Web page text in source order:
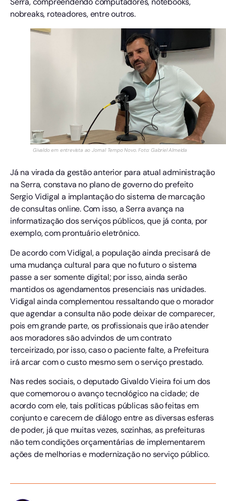
nobreaks, roteadores, entre outros.
Givaldo em entrevista ao Jornal Tempo Novo. Foto: Gabriel Almeida
Já na virada da gestão anterior para atual administração
na Serra, constava no plano de governo do prefeito
Sergio Vidigal a implantação do sistema de marcação
de consultas online. Com isso, a Serra avança na
informatização dos serviços públicos, que já conta, por
exemplo, com prontuário eletrônico.
De acordo com Vidigal, a população ainda precisará de
uma mudança cultural para que no futuro o sistema
passe a ser somente digital; por isso, ainda serão
mantidos os agendamentos presenciais nas unidades.
Vidigal ainda complementou ressaltando que o morador
que agendar a consulta não pode deixar de comparecer,
pois em grande parte, os profissionais que irão atender
aos moradores são advindos de um contrato
terceirizado, por isso, caso o paciente falte, a Prefeitura
irá arcar com o custo mesmo sem o serviço prestado.
Nas redes sociais, o deputado Givaldo Vieira foi um dos
que comemorou o avanço tecnológico na cidade; de
acordo com ele, tais políticas públicas são feitas em
conjunto e carecem de diálogo entre as diversas esferas
de poder, já que muitas vezes, sozinhas, as prefeituras
não tem condições orçamentárias de implementarem
ações de melhorias e modernização no serviço público.